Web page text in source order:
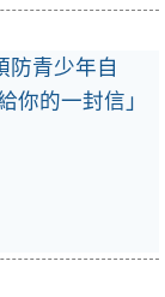
防青少年自
你的一封信」